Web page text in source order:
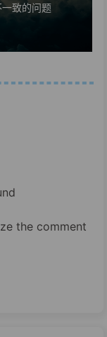
致的问题
the comment